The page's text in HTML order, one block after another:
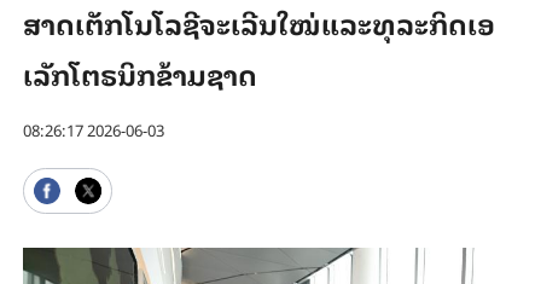
ສາດ​ເຕັກ​ໂນ​ໂລ​ຊີ​ຈະ​ເລີນ​ໃໝ່​ແລະ​ທຸ​ລະ​ກິດ​ເອ​
ເລັກ​ໂຕຣນິກ​ຂ້າມ​ຊາດ
08:26:17 2026-06-03